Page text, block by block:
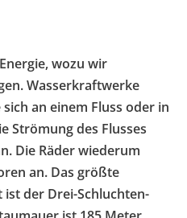
wozu wir
Wasserkraftwerke
an einem Fluss oder in
Strömung des Flusses
Die Räder wiederum
an. Das größte
der Drei-Schluchten-